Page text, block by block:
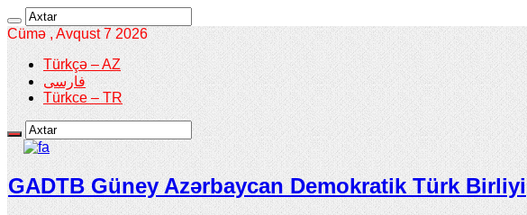
Cümə , Avqust 7 2026
Türkçə – AZ
فارسی
Türkce – TR
GADTB Güney Azərbaycan Demokratik Türk Birliyi